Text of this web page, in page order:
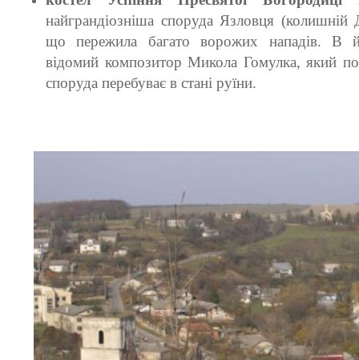
найграндіозніша споруда Язловця (колишній
що пережила багато ворожих нападів. В
відомий композитор Микола Гомулка, який
споруда перебуває в стані руїни.